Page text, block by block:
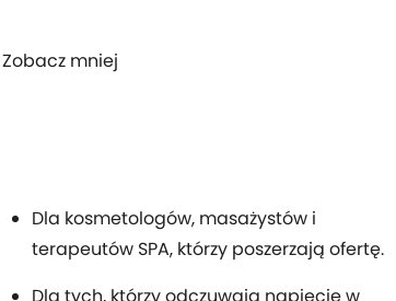
mniej
Dla kosmetologów, masażystów i
terapeutów SPA, którzy poszerzają ofertę.